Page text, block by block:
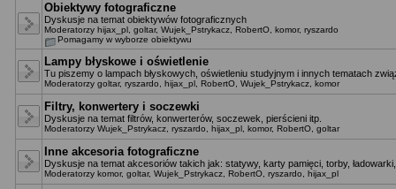
Obiektywy fotograficzne
Dyskusje na temat obiektywów fotograficznych
Moderatorzy hijax_pl goltar, Wujek_Pstrykacz RobertO komor, ryszardo
Pomagamy w wyborze obiektywu
Lampy błyskowe i oświetlenie
Tu piszemy o lampach błyskowych, oświetleniu studyjnym i innych tematach
Moderatorzy goltar, ryszardo hijax_pl RobertO Wujek_Pstrykacz komor
Filtry, konwertery i soczewki
Dyskusje na temat filtrów, konwerterów, soczewek, pierścieni itp.
Moderatorzy Wujek_Pstrykacz ryszardo hijax_pl komor, RobertO goltar
Inne akcesoria fotograficzne
Dyskusje na temat akcesoriów takich jak: statywy, karty pamięci, torby,
Moderatorzy komor, goltar, Wujek_Pstrykacz RobertO ryszardo hijax_pl